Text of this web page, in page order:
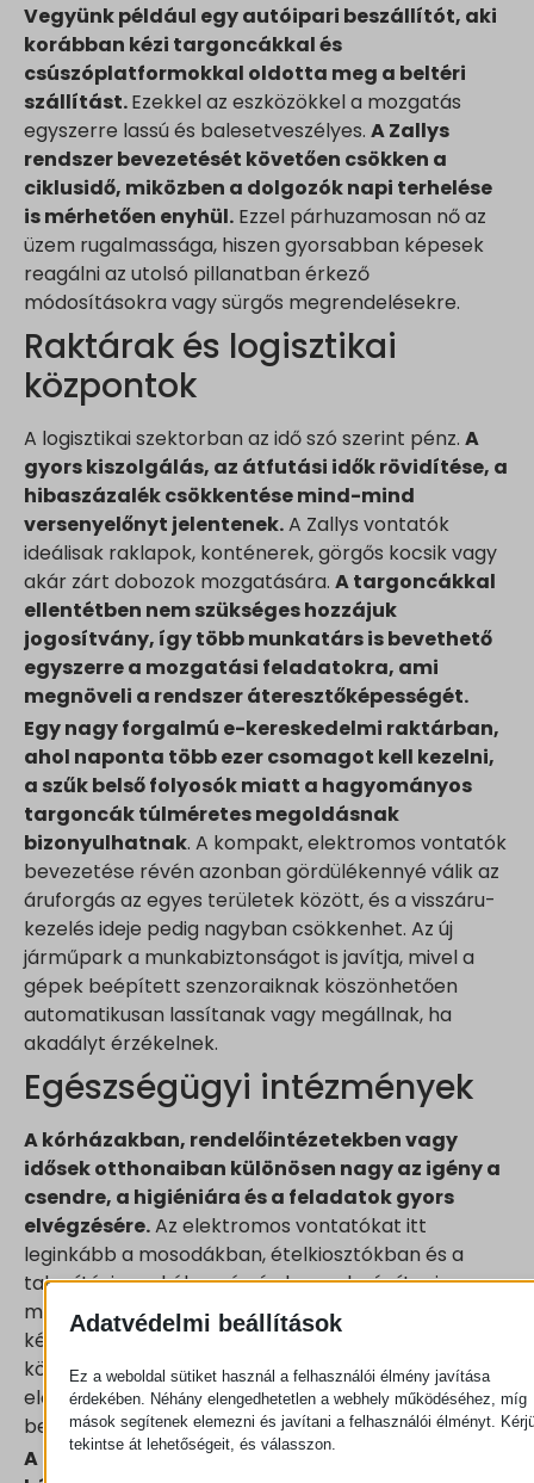
Vegyünk például egy autóipari beszállítót, aki
korábban kézi targoncákkal és
csúszóplatformokkal oldotta meg a beltéri
szállítást.Ezekkel az eszközökkel a mozgatás
egyszerre lassú és balesetveszélyes. A Zallys
rendszer bevezetését követően csökken a
ciklusidő, miközben a dolgozók napi terhelése
is mérhetően enyhül. Ezzel párhuzamosan nő az
üzem rugalmassága, hiszen gyorsabban képesek
reagálni az utolsó pillanatban érkező
módosításokra vagy sürgős megrendelésekre.
Raktárak és logisztikai
központok
A logisztikai szektorban az idő szó szerint pénz. A
gyors kiszolgálás, az átfutási idők rövidítése, a
hibaszázalék csökkentése mind-mind
versenyelőnyt jelentenek.A Zallys vontatók
ideálisak raklapok, konténerek, görgős kocsik vagy
akár zárt dobozok mozgatására. A targoncákkal
ellentétben nem szükséges hozzájuk
jogosítvány, így több munkatárs is bevethető
egyszerre a mozgatási feladatokra, ami
megnöveli a rendszer áteresztőképességét.
Egy nagy forgalmú e-kereskedelmi raktárban,
ahol naponta több ezer csomagot kell kezelni,
a szűk belső folyosók miatt a hagyományos
targoncák túlméretes megoldásnak
bizonyulhatnak. A kompakt, elektromos vontatók
bevezetése révén azonban gördülékennyé válik az
áruforgás az egyes területek között, és a visszáru-
kezelés ideje pedig nagyban csökkenhet. Az új
járműpark a munkabiztonságot is javítja, mivel a
gépek beépített szenzoraiknak köszönhetően
automatikusan lassítanak vagy megállnak, ha
akadályt érzékelnek.
Egészségügyi intézmények
A kórházakban, rendelőintézetekben vagy
idősek otthonaiban különösen nagy az igény a
csendre, a higiéniára és a feladatok gyors
elvégzésére.Az elektromos vontatókat itt
leginkább a mosodákban, ételkiosztókban és a
takarítási munkák során érdemes beépíteni a
működésbe. A Zallys gépek egyetlen kezelővel
képesek nehéz szállítókocsikat mozgatni úgy, hogy
közben alig hallható hangot adnak ki. Ez különösen
előnyös lehet éjszakai műszakokban vagy
betegszállítás közben.
A kórházak egyre gyakrabban cserélik le a
Adatvédelmi beállítások
Ez a weboldal sütiket használ a felhasználói élmény javítása
érdekében. Néhány elengedhetetlen a webhely működéséhez, míg
mások segítenek elemezni és javítani a felhasználói élményt.
tekintse át lehetőségeit, és válasszon.